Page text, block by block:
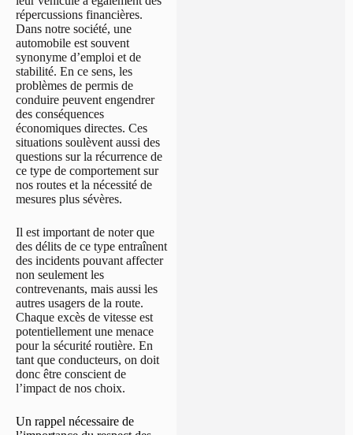
répercussions financières.
Dans notre société, une
automobile est souvent
synonyme d’emploi et de
stabilité. En ce sens, les
problèmes de permis de
conduire peuvent engendrer
des conséquences
économiques directes. Ces
situations soulèvent aussi des
questions sur la récurrence de
ce type de comportement sur
nos routes et la nécessité de
mesures plus sévères.
Il est important de noter que
des délits de ce type entraînent
des incidents pouvant affecter
non seulement les
contrevenants, mais aussi les
autres usagers de la route.
Chaque excès de vitesse est
potentiellement une menace
pour la sécurité routière. En
tant que conducteurs, on doit
donc être conscient de
l’impact de nos choix.
Un rappel nécessaire de